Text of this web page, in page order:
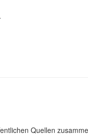
Quellen